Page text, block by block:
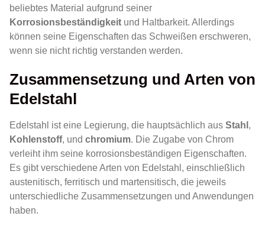
beliebtes Material aufgrund seiner
Korrosionsbeständigkeit und Haltbarkeit. Allerdings
können seine Eigenschaften das Schweißen erschweren,
wenn sie nicht richtig verstanden werden.
Zusammensetzung und Arten von
Edelstahl
Edelstahl ist eine Legierung, die hauptsächlich aus Stahl ,
Kohlenstoff, und chromium. Die Zugabe von Chrom
verleiht ihm seine korrosionsbeständigen Eigenschaften.
Es gibt verschiedene Arten von Edelstahl, einschließlich
austenitisch, ferritisch und martensitisch, die jeweils
unterschiedliche Zusammensetzungen und Anwendungen
haben.